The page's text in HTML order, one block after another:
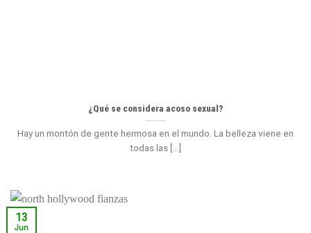
¿Qué se considera acoso sexual?
Hay un montón de gente hermosa en el mundo. La belleza viene en
todas las [...]
13
Jun